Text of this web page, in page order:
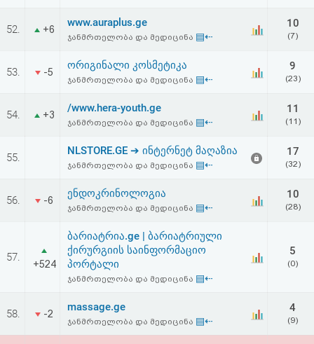
52. +6
www.auraplus.ge
ჯანმრთელობა და მედიცინა ▤⇠
10
(7)
53. -5
ორიგინალი კოსმეტიკა
ჯანმრთელობა და მედიცინა ▤⇠
9
(23)
54. +3
/www.hera-youth.ge
ჯანმრთელობა და მედიცინა ▤⇠
11
(11)
55.
NLSTORE.GE ➔ ინტერნეტ მაღაზია
ჯანმრთელობა და მედიცინა ▤⇠
17
(32)
56. -6
ენდოკრინოლოგია
ჯანმრთელობა და მედიცინა ▤⇠
10
(28)
57.
+524
ბარიატრია.ge | ბარიატრიული
ქირურგიის საინფორმაციო
პორტალი
ჯანმრთელობა და მედიცინა ▤⇠
5
(0)
58. -2
massage.ge
ჯანმრთელობა და მედიცინა ▤⇠
4
(9)